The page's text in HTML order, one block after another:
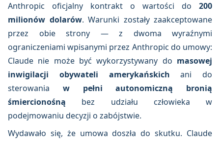
Anthropic oficjalny kontrakt o wartości do 200
milionów dolarów. Warunki zostały zaakceptowane
przez obie strony — z dwoma wyraźnymi
ograniczeniami wpisanymi przez Anthropic do umowy:
Claude nie może być wykorzystywany do masowej
inwigilacji obywateli amerykańskich ani do
sterowania w pełni autonomiczną bronią
śmiercionośną bez udziału człowieka w
podejmowaniu decyzji o zabójstwie.
Wydawało się, że umowa doszła do skutku. Claude